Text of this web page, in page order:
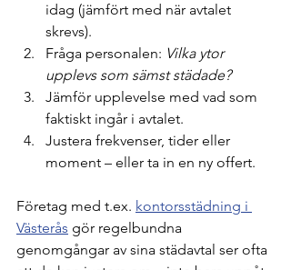
idag (jämfört med när avtalet
skrevs).
Fråga personalen: Vilka ytor
upplevs som sämst städade?
Jämför upplevelse med vad som
faktiskt ingår i avtalet.
Justera frekvenser, tider eller
moment – eller ta in en ny offert.
Företag med t.ex. kontorsstädning i
Västerås gör regelbundna
genomgångar av sina städavtal ser ofta